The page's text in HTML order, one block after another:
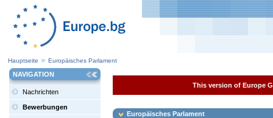
Hauptseite Europäisches Parlament
NAVIGATION
Nachrichten
Bewerbungen
This version of Europe
Europäisches Parlament